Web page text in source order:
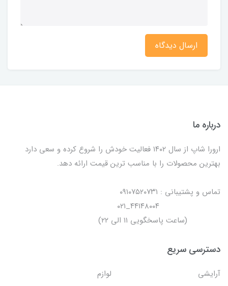
ارسال دیدگاه
درباره ما
ارورا شاپ از سال ۱۴۰۲ فعالیت خودش را شروع کرده و سعی دارد
بهترین محصولات را با مناسب ترین قیمت ارائه دهد.
تماس و پشتیبانی : ۰۹۱۰۷۵۲۰۷۳۱
(ساعت پاسخگویی ۱۱ الی ۲۲)
دسترسی سریع
آرایشی
لوازم